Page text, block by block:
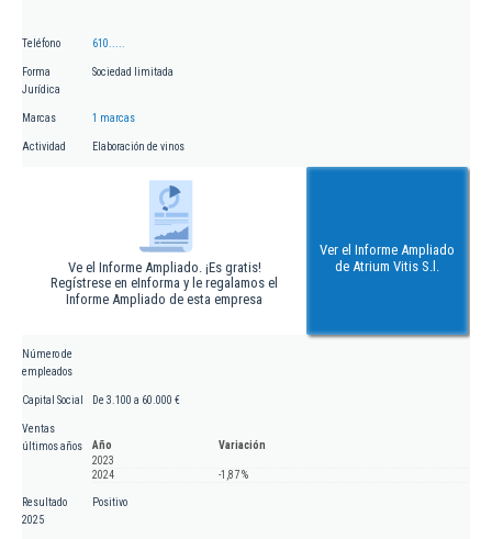
Teléfono 610.....
Forma
Jurídica
Sociedad limitada
Marcas 1 marcas
Actividad Elaboración de vinos
Ve el Informe Ampliado. ¡Es gratis!
Regístrese en eInforma y le regalamos el
Informe Ampliado de esta empresa
Ver el Informe Ampliado
de Atrium Vitis S.l.
Número de
empleados
Capital Social De 3.100 a 60.000 €
Ventas
últimos años
Año
Variación
2023
2024
-1,87 %
Resultado
2025
Positivo